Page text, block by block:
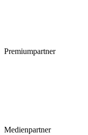
Premiumpartner
Medienpartner